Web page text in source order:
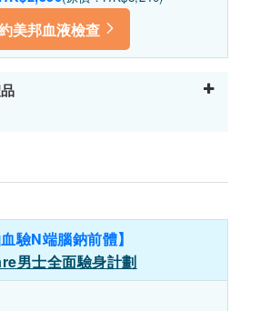
美邦血液檢查
血驗N端腦鈉前體】
男士全面驗身計劃